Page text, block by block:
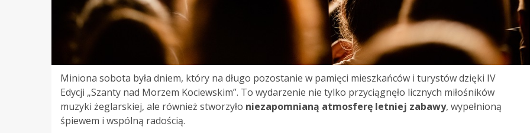
Miniona sobota była dniem, który na długo pozostanie w pamięci mieszkańców i turystów dzięki IV
Edycji „Szanty nad Morzem Kociewskim”. To wydarzenie nie tylko przyciągnęło licznych miłośników
muzyki żeglarskiej, ale również stworzyło niezapomnianą atmosferę letniej zabawy, wypełnioną
śpiewem i wspólną radością.